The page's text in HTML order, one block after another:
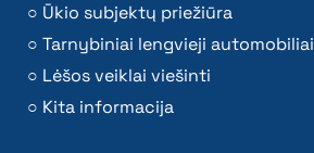
Ūkio subjektų priežiūra
Tarnybiniai lengvieji automobiliai
Lėšos veiklai viešinti
Kita informacija